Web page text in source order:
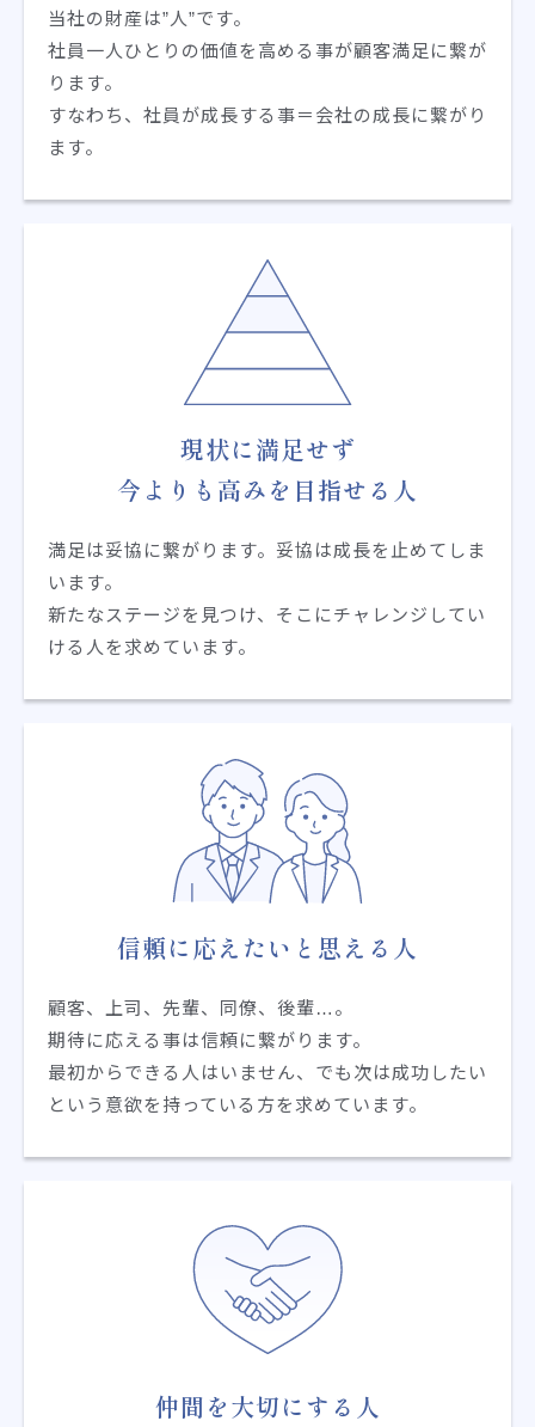
当社の財産は”人”です。
社員一人ひとりの価値を高める事が顧客満足に繋が
ります。
すなわち、社員が成長する事＝会社の成長に繋がり
ます。
現状に満足せず
今よりも高みを目指せる人
満足は妥協に繋がります。妥協は成長を止めてしま
います。
新たなステージを見つけ、そこにチャレンジしてい
ける人を求めています。
信頼に応えたいと思える人
顧客、上司、先輩、同僚、後輩…。
期待に応える事は信頼に繋がります。
最初からできる人はいません、でも次は成功したい
という意欲を持っている方を求めています。
仲間を大切にする人